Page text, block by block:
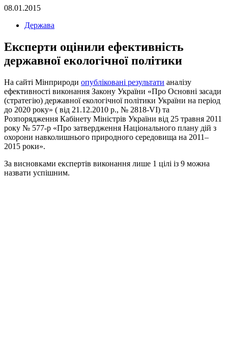
08.01.2015
Держава
Експерти оцінили ефективність
державної екологічної політики
На сайті Мінприроди опубліковані результати аналізу
ефективності виконання Закону України «Про Основні засади
(стратегію) державної екологічної політики України на період
до 2020 року» ( від 21.12.2010 р., № 2818-VI) та
Розпорядження Кабінету Міністрів України від 25 травня 2011
року № 577-р «Про затвердження Національного плану дій з
охорони навколишнього природного середовища на 2011–
2015 роки».
За висновками експертів виконання лише 1 цілі із 9 можна
назвати успішним.